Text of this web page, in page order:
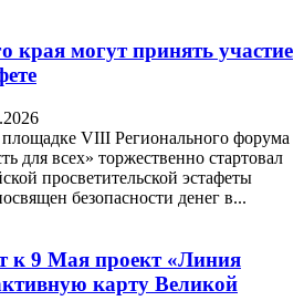
края могут принять участие
VIII Регионального форума
для всех» торжественно стартовал
просветительской эстафеты
безопасности денег в...
к 9 Мая проект «Линия
карту Великой